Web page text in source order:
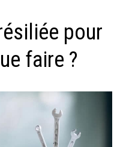
pour
faire ?